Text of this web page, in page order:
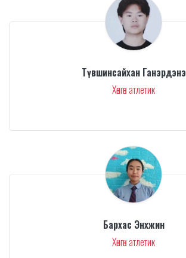
Түвшинсайхан Ганэрдэнэ
Хөнгөн атлетик
Бархас Энхжин
Хөнгөн атлетик